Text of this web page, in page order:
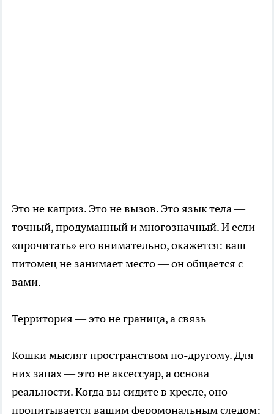
Это не каприз. Это не вызов. Это язык тела —
точный, продуманный и многозначный. И если
«прочитать» его внимательно, окажется: ваш
питомец не занимает место — он общается с
вами.
Территория — это не граница, а связь
Кошки мыслят пространством по-другому. Для
них запах — это не аксессуар, а основа
реальности. Когда вы сидите в кресле, оно
пропитывается вашим феромональным следом: